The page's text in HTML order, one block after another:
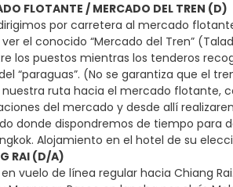
FLOTANTE / MERCADO DEL TREN (D)
por carretera al mercado
el conocido “Mercado del Tren”
los puestos mientras los tenderos
“paraguas”. (No se garantiza que el
ruta hacia el mercado flotante,
del mercado y desde allí
donde dispondremos de tiempo para
Alojamiento en el hotel de su
RAI (D/A)
vuelo de línea regular hacia Chiang